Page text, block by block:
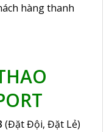
hàng thanh
(Đặt Đội, Đặt Lẻ)